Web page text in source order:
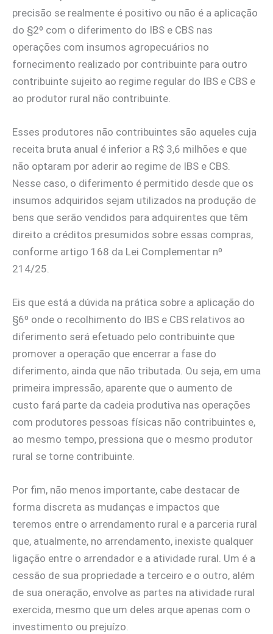
precisão se realmente é positivo ou não é a aplicação
do §2º com o diferimento do IBS e CBS nas
operações com insumos agropecuários no
fornecimento realizado por contribuinte para outro
contribuinte sujeito ao regime regular do IBS e CBS e
ao produtor rural não contribuinte.
Esses produtores não contribuintes são aqueles cuja
receita bruta anual é inferior a R$ 3,6 milhões e que
não optaram por aderir ao regime de IBS e CBS.
Nesse caso, o diferimento é permitido desde que os
insumos adquiridos sejam utilizados na produção de
bens que serão vendidos para adquirentes que têm
direito a créditos presumidos sobre essas compras,
conforme artigo 168 da Lei Complementar nº
214/25.
Eis que está a dúvida na prática sobre a aplicação do
§6º onde o recolhimento do IBS e CBS relativos ao
diferimento será efetuado pelo contribuinte que
promover a operação que encerrar a fase do
diferimento, ainda que não tributada. Ou seja, em uma
primeira impressão, aparente que o aumento de
custo fará parte da cadeia produtiva nas operações
com produtores pessoas físicas não contribuintes e,
ao mesmo tempo, pressiona que o mesmo produtor
rural se torne contribuinte.
Por fim, não menos importante, cabe destacar de
forma discreta as mudanças e impactos que
teremos entre o arrendamento rural e a parceria rural
que, atualmente, no arrendamento, inexiste qualquer
ligação entre o arrendador e a atividade rural. Um é a
cessão de sua propriedade a terceiro e o outro, além
de sua oneração, envolve as partes na atividade rural
exercida, mesmo que um deles arque apenas com o
investimento ou prejuízo.